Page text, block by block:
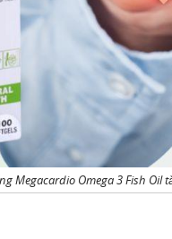
Megacardio Omega 3 Fish Oil